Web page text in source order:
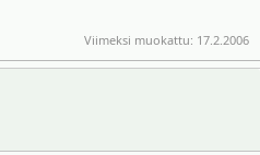
Viimeksi muokattu: 17.2.2006